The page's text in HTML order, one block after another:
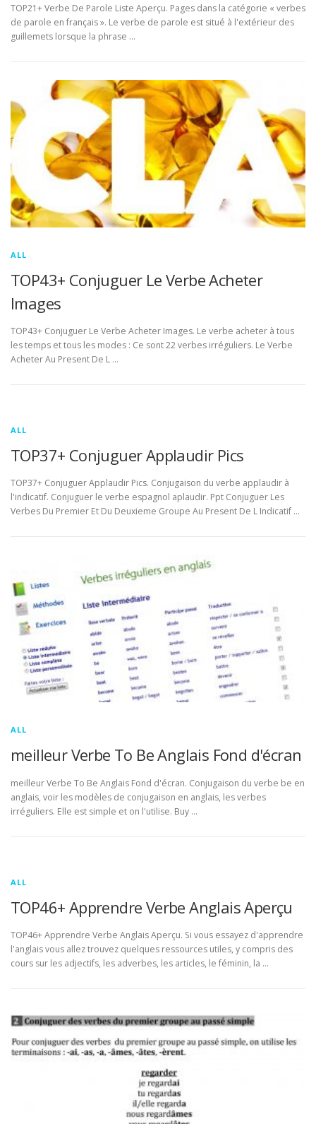
TOP21+ Verbe De Parole Liste Aperçu. Pages dans la catégorie « verbes
de parole en français ». Le verbe de parole est situé à l'extérieur des
guillemets lorsque la phrase …
ALL
TOP43+ Conjuguer Le Verbe Acheter
Images
TOP43+ Conjuguer Le Verbe Acheter Images. Le verbe acheter à tous
les temps et tous les modes : Ce sont 22 verbes irréguliers. Le Verbe
Acheter Au Present De L …
ALL
TOP37+ Conjuguer Applaudir Pics
TOP37+ Conjuguer Applaudir Pics. Conjugaison du verbe applaudir à
l'indicatif. Conjuguer le verbe espagnol aplaudir. Ppt Conjuguer Les
Verbes Du Premier Et Du Deuxieme Groupe Au Present De L Indicatif …
ALL
meilleur Verbe To Be Anglais Fond d'écran
meilleur Verbe To Be Anglais Fond d'écran. Conjugaison du verbe be en
anglais, voir les modèles de conjugaison en anglais, les verbes
irréguliers. Elle est simple et on l'utilise. Buy …
ALL
TOP46+ Apprendre Verbe Anglais Aperçu
TOP46+ Apprendre Verbe Anglais Aperçu. Si vous essayez d'apprendre
l'anglais vous allez trouvez quelques ressources utiles, y compris des
cours sur les adjectifs, les adverbes, les articles, le féminin, la …